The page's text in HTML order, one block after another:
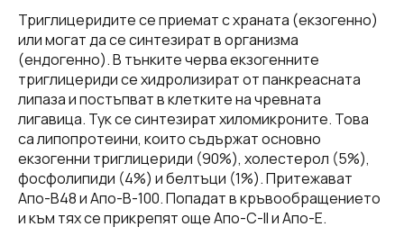
Триглицеридите се приемат с храната (екзогенно)
или могат да се синтезират в организма
(ендогенно). В тънките черва екзогенните
триглицериди се хидролизират от панкреасната
липаза и постъпват в клетките на чревната
лигавица. Тук се синтезират хиломикроните. Това
са липопротеини, които съдържат основно
екзогенни триглицериди (90%), холестерол (5%),
фосфолипиди (4%) и белтъци (1%). Притежават
Апо-В48 и Апо-В-100. Попадат в кръвообращението
и към тях се прикрепят още Апо-С-II и Апо-Е.